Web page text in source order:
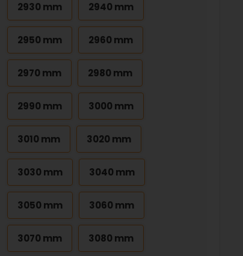
2930 mm 2940 mm
2950 mm 2960 mm
2970 mm 2980 mm
2990 mm 3000 mm
3010 mm 3020 mm
3030 mm 3040 mm
3050 mm 3060 mm
3070 mm 3080 mm